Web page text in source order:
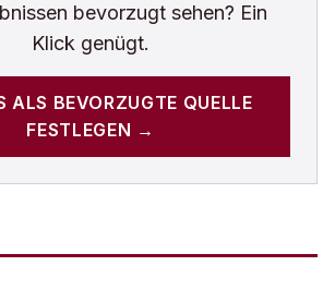
bevorzugt sehen? Ein
Klick genügt.
ALS BEVORZUGTE QUELLE
FESTLEGEN →